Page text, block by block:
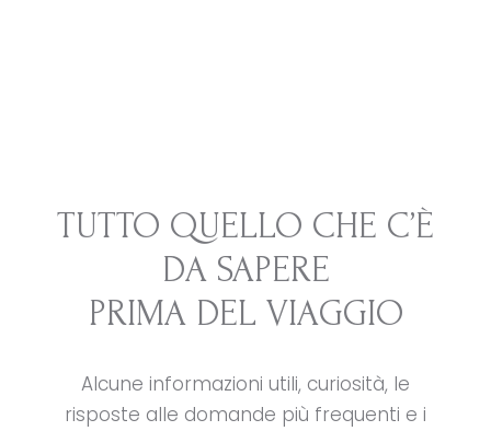
TUTTO QUELLO CHE C’È
DA SAPERE
PRIMA DEL VIAGGIO
Alcune informazioni utili, curiosità, le
risposte alle domande più frequenti e i